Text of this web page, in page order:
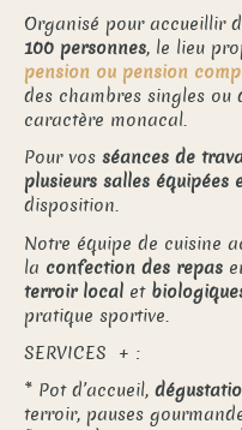
Organisé pour accueillir
100 personnes, le lieu
pension ou pension
des chambres singles
caractère monacal.
Pour vos séances de
plusieurs salles équipées
disposition.
Notre équipe de cuisine
la confection des repas
terroir local et
pratique sportive.
SERVICES + :
* Pot d’accueil,
terroir, pauses